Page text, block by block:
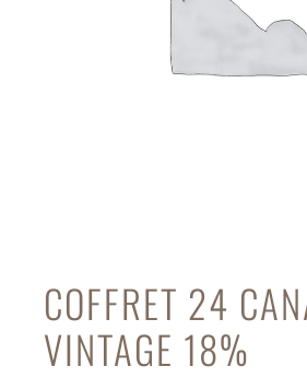
COFFRET 24
VINTAGE 18%